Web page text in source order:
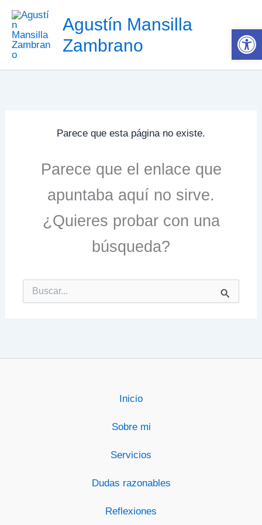
contenido
Agustín Mansilla
Zambrano
Parece que esta página no existe.
Parece que el enlace que
apuntaba aquí no sirve.
¿Quieres probar con una
búsqueda?
Buscar
por:
Inicio
Sobre mi
Servicios
Dudas razonables
Reflexiones